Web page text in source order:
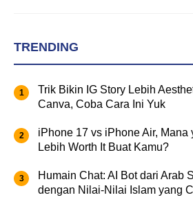
TRENDING
Trik Bikin IG Story Lebih
Canva, Coba Cara Ini Yuk
iPhone 17 vs iPhone Air, Mana
Lebih Worth It Buat Kamu?
Humain Chat: AI Bot dari Arab
dengan Nilai-Nilai Islam yang